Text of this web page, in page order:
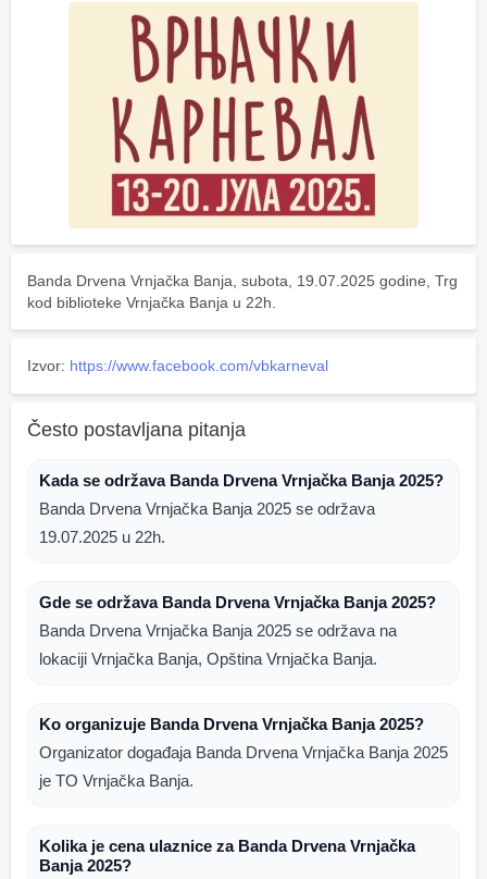
Banda Drvena Vrnjačka Banja, subota, 19.07.2025 godine, Trg
kod biblioteke Vrnjačka Banja u 22h.
Izvor: https://www.facebook.com/vbkarneval
Često postavljana pitanja
Kada se održava Banda Drvena Vrnjačka Banja 2025?
Banda Drvena Vrnjačka Banja 2025 se održava
19.07.2025 u 22h.
Gde se održava Banda Drvena Vrnjačka Banja 2025?
Banda Drvena Vrnjačka Banja 2025 se održava na
lokaciji Vrnjačka Banja, Opština Vrnjačka Banja.
Ko organizuje Banda Drvena Vrnjačka Banja 2025?
Organizator događaja Banda Drvena Vrnjačka Banja 2025
je TO Vrnjačka Banja.
Kolika je cena ulaznice za Banda Drvena Vrnjačka
Banja 2025?